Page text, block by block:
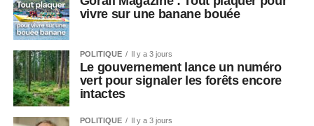
vivre sur une banane bouée
POLITIQUE Il y a 3 jours
Le gouvernement lance un numéro
vert pour signaler les forêts encore
intactes
POLITIQUE Il y a 3 jours